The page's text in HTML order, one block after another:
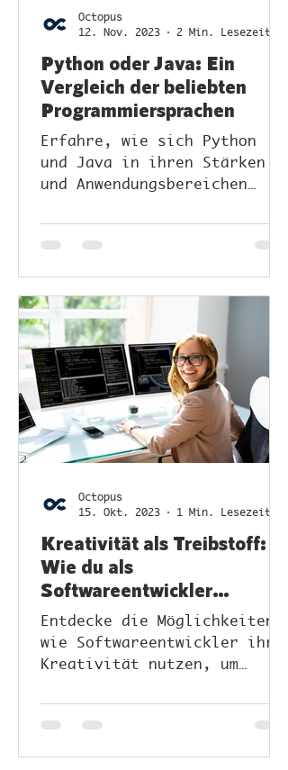
Python oder Java: Ein
Vergleich der beliebten
Programmiersprachen
Erfahre, wie sich Python
und Java in ihren Stärken
und Anwendungsbereichen
richtige Wahl für dein
nächstes Entwicklung
Octopus
12. Nov. 2023
2 Min. Lesezeit
Kreativität als Treibstoff:
Wie du als
Softwareentwickler
Innovationen hervorbringst
Entdecke die Möglichkeiten,
wie Softwareentwickler ihre
Kreativität nutzen, um
Octopus
15. Okt. 2023
1 Min. Lesezeit